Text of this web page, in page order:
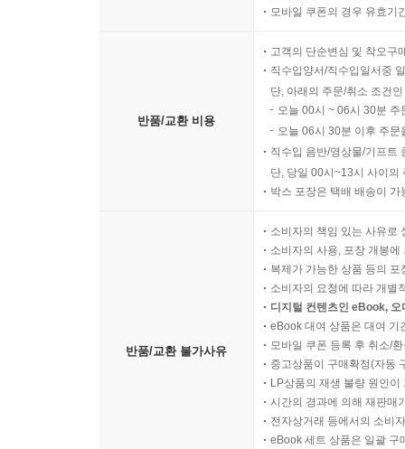
모바일 쿠폰의 경우 유효기
반품/교환 비용
고객의 단순변심 및 착오구
직수입양서/직수입일서중
단, 아래의 주문/취소 조건
오늘 00시 ~ 06시 30분
오늘 06시 30분 이후 주
직수입 음반/영상물/기프트
단, 당일 00시~13시 사이의
박스 포장은 택배 배송이
반품/교환 불가사유
소비자의 책임 있는 사유로
소비자의 사용, 포장 개봉
복제가 가능한 상품 등의
소비자의 요청에 따라 개별
디지털 컨텐츠인 eBook,
eBook 대여 상품은 대여 기
모바일 쿠폰 등록 후 취소/
중고상품이 구매확정(자동
LP상품의 재생 불량 원인
시간의 경과에 의해 재판매
전자상거래 등에서의 소비
eBook 세트 상품은 일괄 구